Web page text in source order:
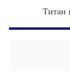
Титан